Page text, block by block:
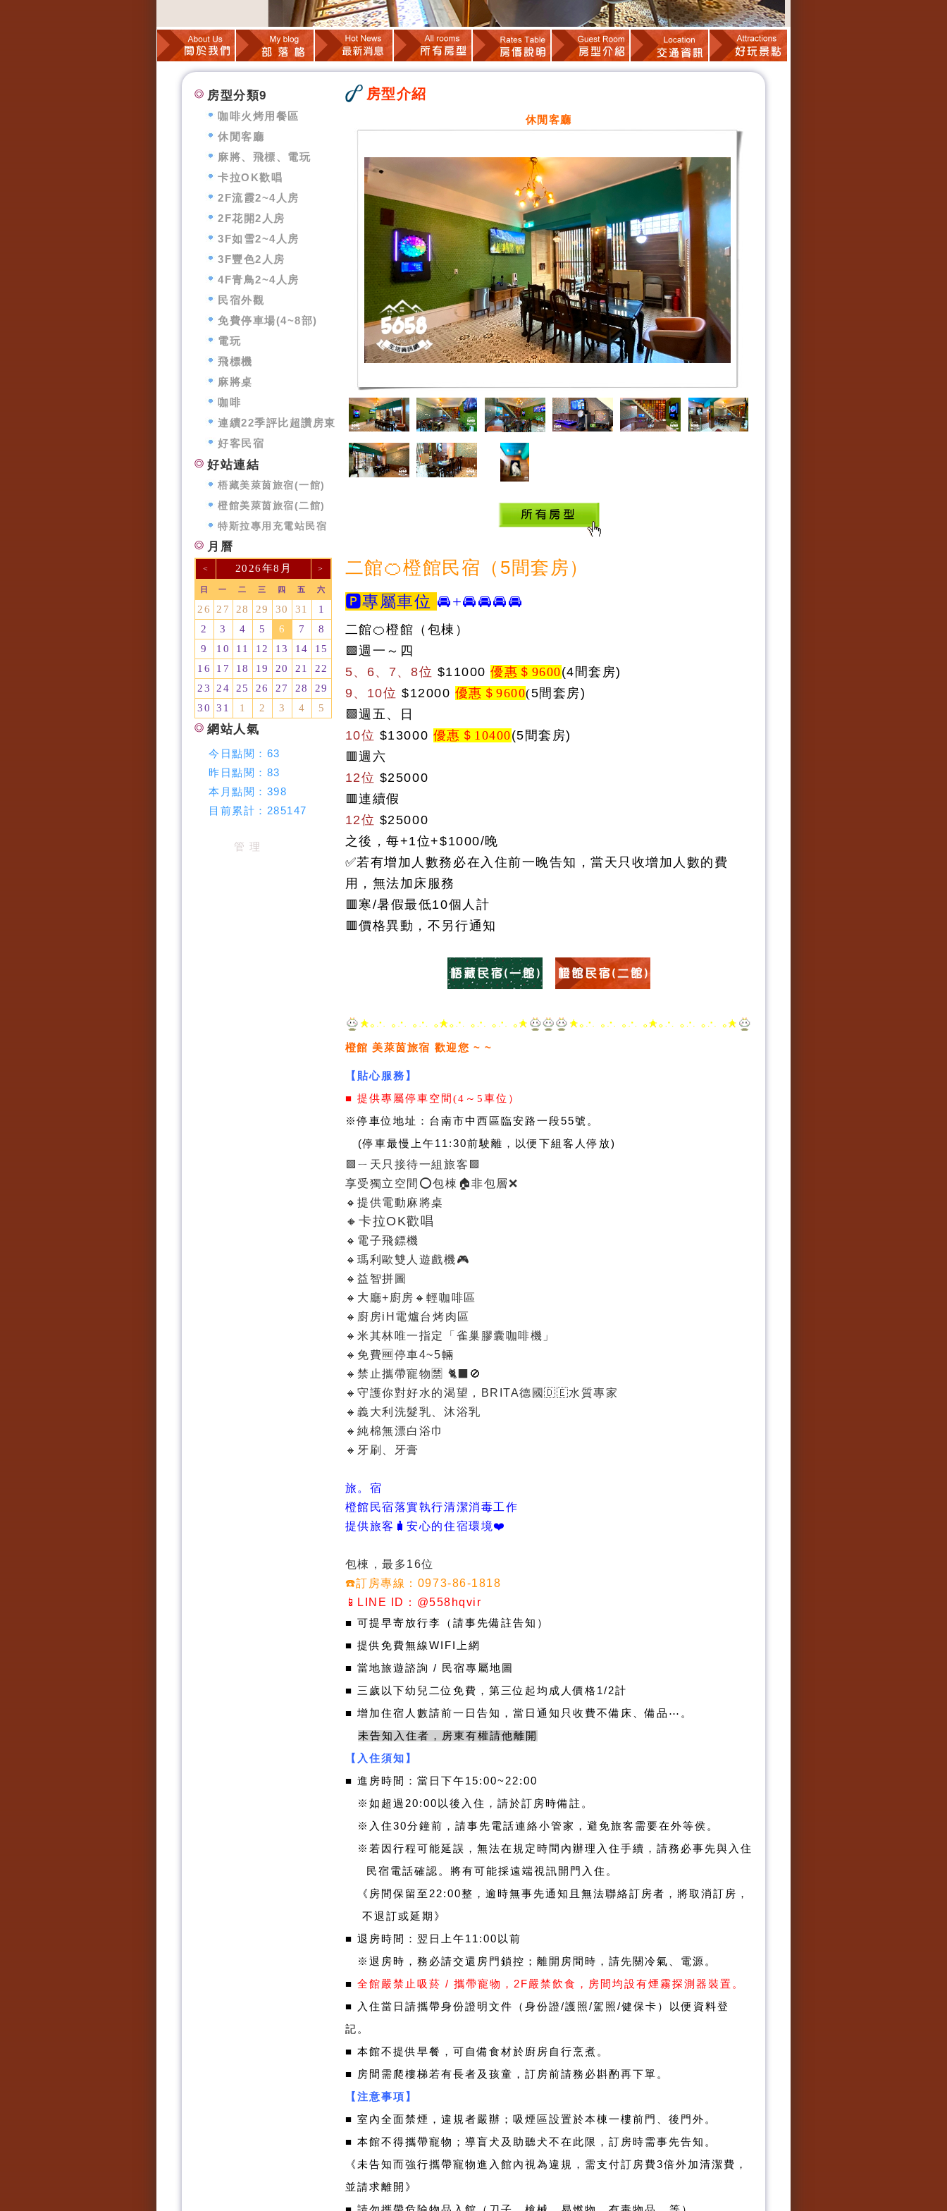
房型介紹
休閒客廳
二館🍊橙館民宿（5間套房）
🅿️專屬車位 🚘+🚘🚘🚘🚘
二館🍊橙館（包棟）
🟩週一～四
5、6、7、8位 $11000 優惠＄9600(4間套房)
9、10位 $12000 優惠＄9600(5間套房)
🟩週五、日
10位 $13000 優惠＄10400(5間套房)
🟥週六
12位 $25000
🟥連續假
12位 $25000
之後，每+1位+$1000/晚
✅若有增加人數務必在入住前一晚告知，當天只收增加人數的費
用，無法加床服務
🟥寒/暑假最低10個人計
🟥價格異動，不另行通知
橙館 美萊茵旅宿 歡迎您 ~ ~
【貼心服務】
■ 提供專屬停車空間(4～5車位）
※停車位地址：台南市中西區臨安路一段55號。
(停車最慢上午11:30前駛離，以便下組客人停放)
🟩ㄧ天只接待一組旅客🟩
享受獨立空間⭕️包棟🏠非包層❌
🔸提供電動麻將桌
🔸卡拉OK歡唱
🔸電子飛鏢機
🔸瑪利歐雙人遊戲機🎮
🔸益智拼圖
🔸大廳+廚房🔸輕咖啡區
🔸廚房iH電爐台烤肉區
🔸米其林唯一指定「雀巢膠囊咖啡機」
🔸免費🆓停車4~5輛
🔸禁止攜帶寵物🈲️ 🐈‍⬛️🚫
🔸守護你對好水的渴望，BRITA德國🇩🇪水質專家
🔸義大利洗髮乳、沐浴乳
🔸純棉無漂白浴巾
🔸牙刷、牙膏
旅。宿
橙館民宿落實執行清潔消毒工作
提供旅客🧳安心的住宿環境❤️
包棟，最多16位
☎️訂房專線：0973-86-1818
📱LINE ID：@558hqvir
■ 可提早寄放行李（請事先備註告知）
■ 提供免費無線WIFI上網
■ 當地旅遊諮詢 / 民宿專屬地圖
■ 三歲以下幼兒二位免費，第三位起均成人價格1/2計
​■ 增加住宿人數請前一日告知，當日通知只收費不備床、備品⋯。
未告知入住者，房東有權請他離開
【入住須知】
■ 進房時間：當日下午15:00~22:00
※ 如超過20:00以後入住，請於訂房時備註。
※ 入住30分鐘前，請事先電話連絡小管家，避免旅客需要在外等侯。
※若因行程可能延誤，無法在規定時間內辦理入住手續，請務必事先與入住
民宿電話確認。將有可能採遠端視訊開門入住。
《房間保留至22:00整，逾時無事先通知且無法聯絡訂房者，將取消訂房，
不退訂或延期》
■ 退房時間：翌日上午11:00以前
※ 退房時，務必請交還房門鎖控；離開房間時，請先關冷氣、電源。
■ 全館嚴禁止吸菸 / 攜帶寵物，2F嚴禁飲食，房間均設有煙霧探測器裝置。
■ 入住當日請攜帶身份證明文件（身份證/護照/駕照/健保卡）以便資料登
記。
■ 本館不提供早餐，可自備食材於廚房自行烹煮。
■ 房間需爬樓梯若有長者及 孩童，訂房前請務必斟酌再下單。
【注意事項】
■ 室內全面禁煙，違規者嚴辦；吸煙區設置於本棟一樓前門、後門外。
■ 本館不得攜帶寵物；導盲犬及助聽犬不在此限，訂房時需事先告知。
《未告知而強行攜帶寵物進 入館內視為違規，需支付訂房費3倍外加清潔費，
並請求離開》
房型分類9
咖啡火烤用餐區
休閒客廳
麻將、飛標、電玩
卡拉OK歡唱
2F流霞2~4人房
2F花開2人房
3F如雪2~4人房
3F豐色2人房
4F青鳥2~4人房
民宿外觀
免費停車場(4~8部)
電玩
飛標機
麻將桌
咖啡
連續22季評比超讚房東
好客民宿
好站連結
梧藏美萊茵旅宿(一館)
橙館美萊茵旅宿(二館)
特斯拉專用充電站民宿
月曆
< 2026年8月 >
日 一 二 三 四 五 六
26 27 28 29 30 31
1
2
3 4 5 6 7
8
9
10 11 12 13 14
15
16
17 18 19 20 21
22
23
24 25 26 27 28
29
30
31 1 2 3 4 5
網站人氣
今日點閱： 63
昨日點閱： 83
本月點閱： 398
目前累計： 285147
管 理